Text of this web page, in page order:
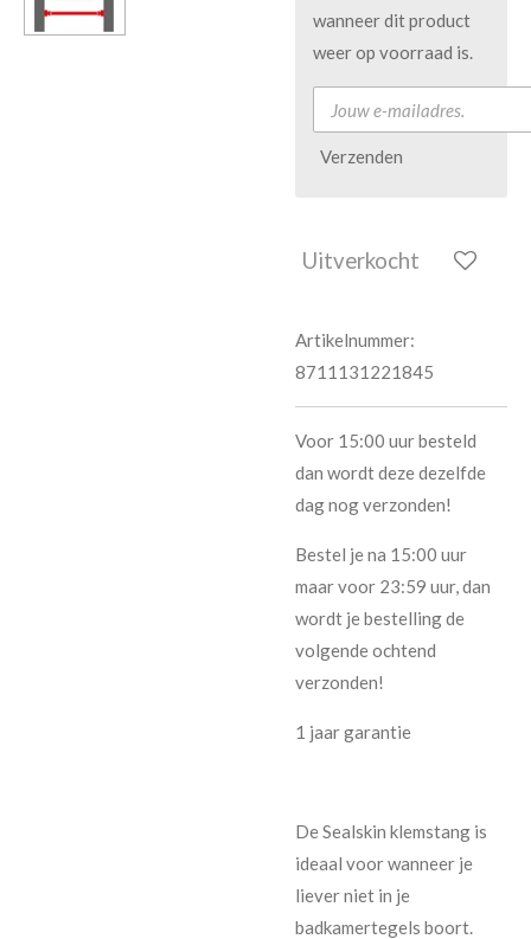
wanneer dit product
weer op voorraad is.
Verzenden
Uitverkocht
Artikelnummer:
8711131221845
Voor 15:00 uur besteld
dan wordt deze dezelfde
dag nog verzonden!
Bestel je na 15:00 uur
maar voor 23:59 uur, dan
wordt je bestelling de
volgende ochtend
verzonden!
1 jaar garantie
De Sealskin klemstang is
ideaal voor wanneer je
liever niet in je
badkamertegels boort.